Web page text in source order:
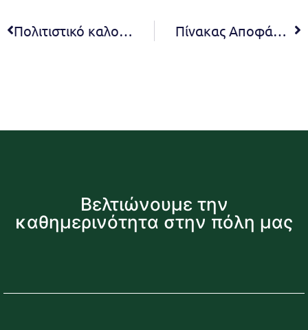
Πολιτιστικό καλοκαίρι με ασφάλεια και ποιοτικές εκδηλώσεις, με έμφαση στην επέτειο των 200 χρόνων από την Επανάσταση Πίνακας Αποφάσεων 14ης συνεδρίασης Οικονομικής Επιτροπής 2021
Βελτιώνουμε την
καθημερινότητα στην πόλη μας